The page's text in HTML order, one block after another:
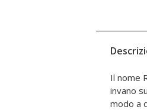
Il nome
invano
modo a
più